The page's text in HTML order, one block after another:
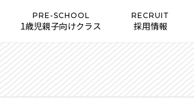
PRE-SCHOOL
1歳児親子向けクラス
RECRUIT
採用情報